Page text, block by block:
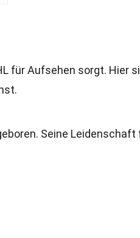
für Aufsehen sorgt. Hier
Seine Leidenschaft